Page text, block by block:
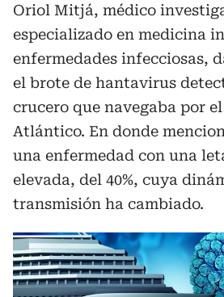
Oriol Mitjá, médico
especializado en medicina
enfermedades infecciosas,
el brote de hantavirus
crucero que navegaba por
Atlántico. En donde
una enfermedad con una
elevada, del 40%, cuya
transmisión ha cambiado.